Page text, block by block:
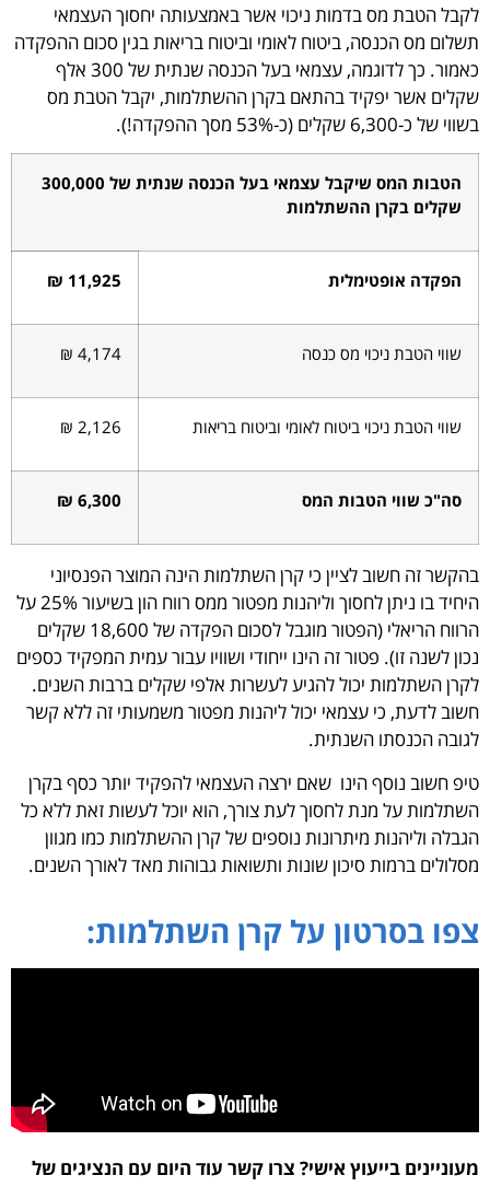
הטבת מס בדמות ניכוי אשר באמצעותה יחסוך העצמאי
מס הכנסה, ביטוח לאומי וביטוח בריאות בגין סכום ההפקדה
כך לדוגמה, עצמאי בעל הכנסה שנתית של 300 אלף
אשר יפקיד בהתאם בקרן ההשתלמות, יקבל הטבת מס
של כ-6,300 שקלים (כ-53% מסך ההפקדה!).
הטבות המס שיקבל עצמאי בעל הכנסה שנתית של 300,000
שקלים בקרן ההשתלמות
הפקדה אופטימלית 11,925 ₪
שווי הטבת ניכוי מס כנסה 4,174 ₪
שווי הטבת ניכוי ביטוח לאומי וביטוח בריאות 2,126 ₪
סה"כ שווי הטבות המס 6,300 ₪
זה חשוב לציין כי קרן השתלמות הינה המוצר הפנסיוני
היחיד בו ניתן לחסוך וליהנות מפטור ממס רווח הון בשיעור 25% על
הרווח הריאלי (הפטור מוגבל לסכום הפקדה של 18,600 שקלים
לשנה זו). פטור זה הינו ייחודי ושוויו עבור עמית המפקיד כספים
השתלמות יכול להגיע לעשרות אלפי שקלים ברבות השנים.
לדעת, כי עצמאי יכול ליהנות מפטור משמעותי זה ללא קשר
הכנסתו השנתית.
חשוב נוסף הינו שאם ירצה העצמאי להפקיד יותר כסף בקרן
על מנת לחסוך לעת צורך, הוא יוכל לעשות זאת ללא כל
וליהנות מיתרונות נוספים של קרן ההשתלמות כמו מגוון
ברמות סיכון שונות ותשואות גבוהות מאד לאורך השנים.
בסרטון על קרן השתלמות:
בייעוץ אישי? צרו קשר עוד היום עם הנציגים של